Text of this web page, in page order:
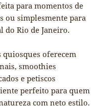
para momentos de
ou simplesmente para
do Rio de Janeiro.
oferecem
smoothies
e petiscos
perfeito para quem
com neto estilo.